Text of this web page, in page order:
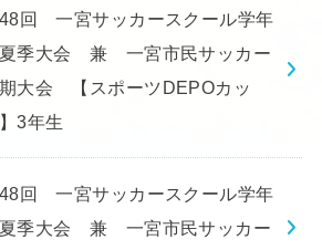
回 一宮サッカースクール学年
季大会 兼 一宮市民サッカー
大会 【スポーツDEPOカッ
3年生
回 一宮サッカースクール学年
季大会 兼 一宮市民サッカー